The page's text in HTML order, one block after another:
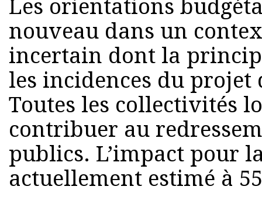
Les orientations
nouveau dans un
incertain dont la
les incidences du projet
Toutes les collectivités
contribuer au
publics. L’impact pour
actuellement estimé à